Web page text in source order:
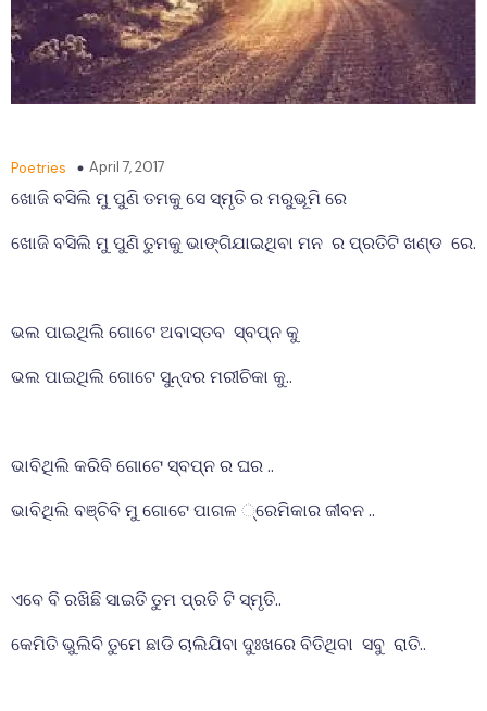
Poetries April 7, 2017
ଖୋଜି ବସିଲି ମୁ ପୁଣି ତମକୁ ସେ ସ୍ମୃତି ର ମରୁଭୂମି ରେ
ଖୋଜି ବସିଲି ମୁ ପୁଣି ତୁମକୁ ଭାଙ୍ଗିଯାଇଥିବା ମନ ର ପ୍ରତିଟି ଖଣ୍ଡ ରେ.
ଭଲ ପାଇଥିଲି ଗୋଟେ ଅବାସ୍ତବ ସ୍ବପ୍ନ କୁ
ଭଲ ପାଇଥିଲି ଗୋଟେ ସୁନ୍ଦର ମରୀଚିକା କୁ..
ଭାବିଥିଲି କରିବି ଗୋଟେ ସ୍ବପ୍ନ ର ଘର ..
ଭାବିଥିଲି ବଞ୍ଚିବି ମୁ ଗୋଟେ ପାଗଳ ୍ରେମିକାର ଜୀବନ ..
ଏବେ ବି ରଖିଛି ସାଇତି ତୁମ ପ୍ରତି ଟି ସ୍ମୃତି..
କେମିତି ଭୁଲିବି ତୁମେ ଛାଡି ଚାଲିଯିବା ଦୁଃଖରେ ବିତିଥିବା ସବୁ ରାତି..